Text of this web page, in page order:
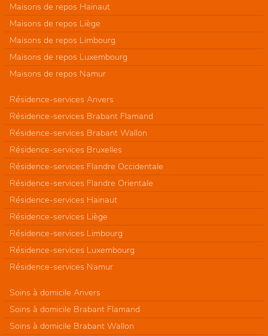
Maisons de repos Hainaut
Maisons de repos Liège
Maisons de repos Limbourg
Maisons de repos Luxembourg
Maisons de repos Namur
Résidence-services Anvers
Résidence-services Brabant Flamand
Résidence-services Brabant Wallon
Résidence-services Bruxelles
Résidence-services Flandre Occidentale
Résidence-services Flandre Orientale
Résidence-services Hainaut
Résidence-services Liège
Résidence-services Limbourg
Résidence-services Luxembourg
Résidence-services Namur
Soins à domicile Anvers
Soins à domicile Brabant Flamand
Soins à domicile Brabant Wallon